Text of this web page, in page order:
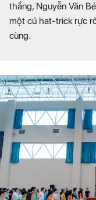
thắng, Nguyễn Văn
một cú hat-trick rực
cùng.